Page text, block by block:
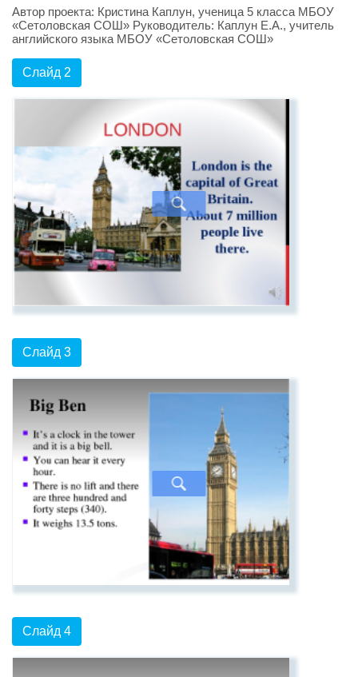
Автор проекта: Кристина Каплун, ученица 5 класса МБОУ
«Сетоловская СОШ» Руководитель: Каплун Е.А., учитель
английского языка МБОУ «Сетоловская СОШ»
Слайд 2
Слайд 3
Слайд 4